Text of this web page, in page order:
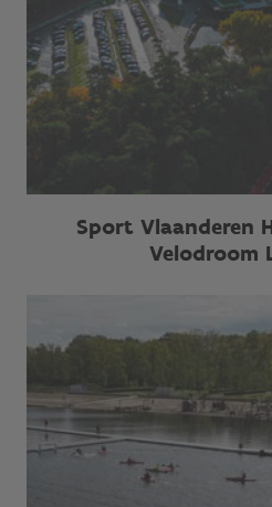
Sport Vlaanderen
Velodroom